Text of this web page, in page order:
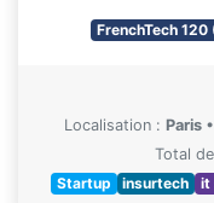
FrenchTech
Localisation : Paris •
Total
Startup
insurtech it